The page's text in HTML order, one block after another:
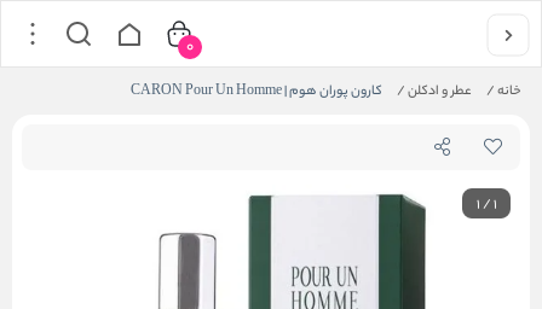
خانه/ عطر و ادکلن/ کارون پوران هوم | CARON Pour Un Homme
0
1/1